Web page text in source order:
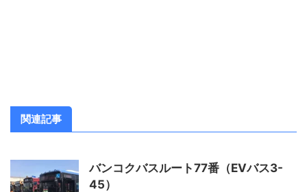
関連記事
バンコクバスルート77番（EVバス3-
45）